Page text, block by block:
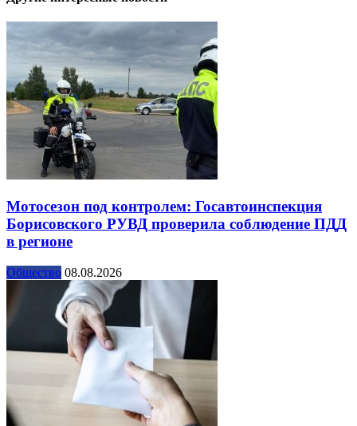
Мотосезон под контролем: Госавтоинспекция
Борисовского РУВД проверила соблюдение ПДД
в регионе
Общество 08.08.2026